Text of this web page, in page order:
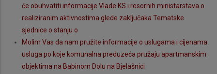
će obuhvatiti informacije Vlade KS i resornih ministarstava o
realiziranim aktivnostima glede zaključaka Tematske
sjednice o stanju o
Molim Vas da nam pružite informacije o uslugama i cijenama
usluga po koje komunalna preduzeća pružaju apartmanskim
objektima na Babinom Dolu na Bjelašnici